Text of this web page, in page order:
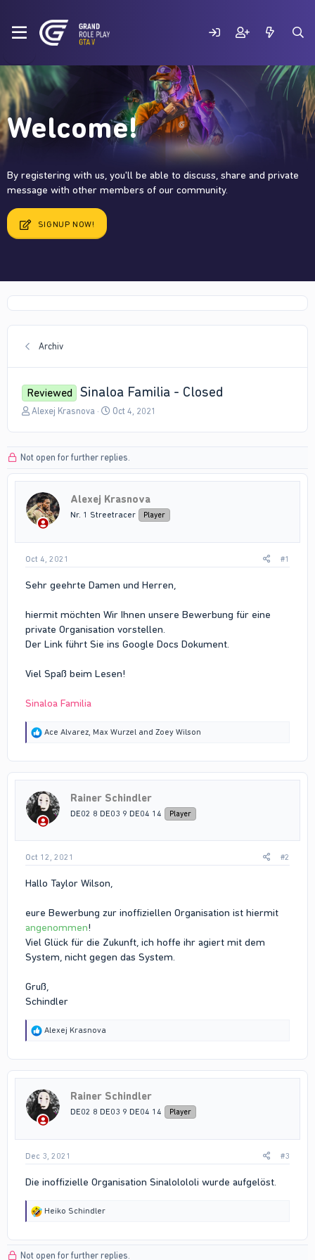
Welcome!
By registering with us, you'll be able to discuss, share and private
message with other members of our community.
SIGNUP NOW!
Archiv
Reviewed Sinaloa Familia - Closed
T
a
d
t
a
r
r
Alexej Krasnova
S
t
d
t
e
Oct 4, 2021
Not open for further replies.
Alexej Krasnova
Nr. 1 Streetracer Player
Oct 4, 2021 #1
Sehr geehrte Damen und Herren,
hiermit möchten Wir Ihnen unsere Bewerbung für eine
private Organisation vorstellen.
Der Link führt Sie ins Google Docs Dokument.
Viel Spaß beim Lesen!
Sinaloa Familia
R
t
o
n
s
Ace Alvarez Max Wurzel and Zoey Wilson
Rainer Schindler
DE02 8 DE03 9 DE04 14 Player
Oct 12, 2021 #2
Hallo Taylor Wilson,
eure Bewerbung zur inoffiziellen Organisation ist hiermit
angenommen!
Viel Glück für die Zukunft, ich hoffe ihr agiert mit dem
System, nicht gegen das System.
Gruß,
Schindler
R
o
n
s
Alexej Krasnova
Rainer Schindler
DE02 8 DE03 9 DE04 14 Player
Dec 3, 2021 #3
Die inoffizielle Organisation Sinalolololi wurde aufgelöst.
R
t
Heiko Schindler
Not open for further replies.